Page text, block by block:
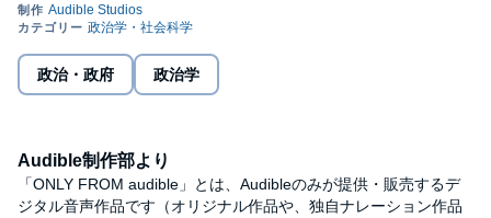
されている。インターネットをうまく活用して急速に発展した国
として注目されている。一方で、情報統制や監視強化といった政
スモデルなど、さまざまな「中国式」を学ぶことで、日本のデジ
タル化や競争力強化にも役立つ点はあるはずだ。デジタル大国・
政治・政府 政治学
Audible制作部より
「ONLY FROM audible」とは、Audibleのみが提供・販売するデ
ジタル音声作品です（オリジナル作品や、独自ナレーション作品